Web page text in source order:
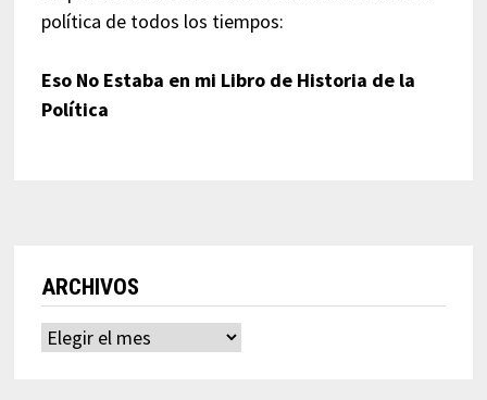
política de todos los tiempos:
Eso No Estaba en mi Libro de Historia de la
Política
ARCHIVOS
Archivos